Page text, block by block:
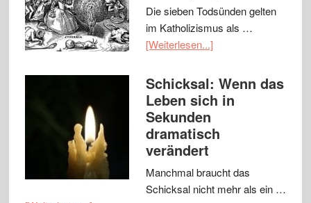
Die sieben Todsünden gelten
im Katholizismus als …
[Weiterlesen...]
Schicksal: Wenn das
Leben sich in
Sekunden
dramatisch
verändert
Manchmal braucht das
Schicksal nicht mehr als ein …